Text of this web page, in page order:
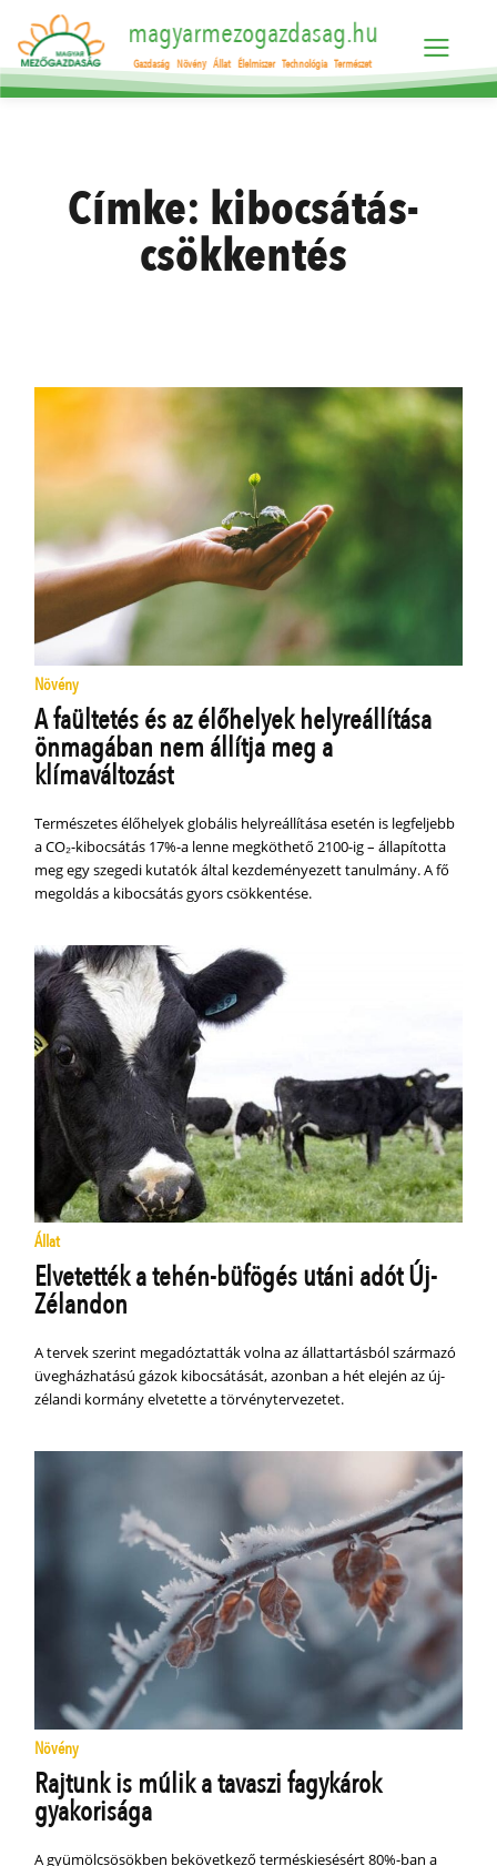
magyarmezogazdasag.hu
Gazdaság Növény Állat Élelmiszer Technológia Természet
Címke: kibocsátás-
csökkentés
Növény
A faültetés és az élőhelyek helyreállítása
önmagában nem állítja meg a
klímaváltozást
Természetes élőhelyek globális helyreállítása esetén is legfeljebb
a CO₂-kibocsátás 17%-a lenne megköthető 2100-ig – állapította
meg egy szegedi kutatók által kezdeményezett tanulmány. A fő
megoldás a kibocsátás gyors csökkentése.
Állat
Elvetették a tehén-büfögés utáni adót Új-
Zélandon
A tervek szerint megadóztatták volna az állattartásból származó
üvegházhatású gázok kibocsátását, azonban a hét elején az új-
zélandi kormány elvetette a törvénytervezetet.
Növény
Rajtunk is múlik a tavaszi fagykárok
gyakorisága
A gyümölcsösökben bekövetkező terméskiesésért 80%-ban a